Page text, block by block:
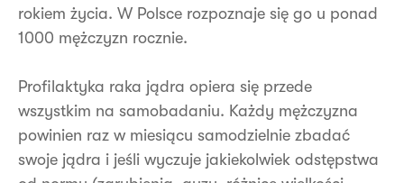
rokiem życia. W Polsce rozpoznaje się go u ponad
1000 mężczyzn rocznie.
Profilaktyka raka jądra opiera się przede
wszystkim na samobadaniu. Każdy mężczyzna
powinien raz w miesiącu samodzielnie zbadać
swoje jądra i jeśli wyczuje jakiekolwiek odstępstwa